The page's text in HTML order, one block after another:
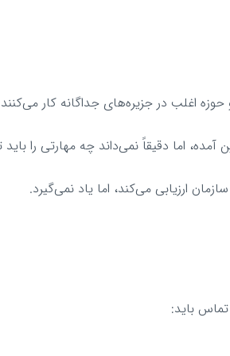
اغلب در جزیره‌های جداگانه کار
آمده، اما دقیقاً نمی‌داند چه مهارتی را
ارزیابی می‌کند، اما یاد نمی‌گیرد.
باید: